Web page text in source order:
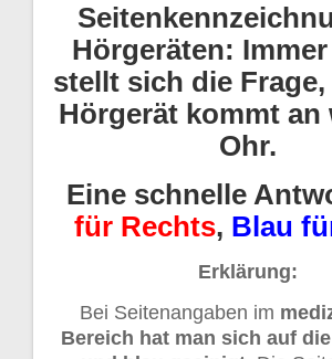
Hörgeräten:
stellt sich die
Hörgerät kommt an
Ohr.
Eine schnelle
für Rechts, Blau
Erklärung:
Bei Seitenangaben im
Bereich hat man sich auf